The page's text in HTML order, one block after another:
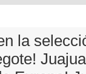
la